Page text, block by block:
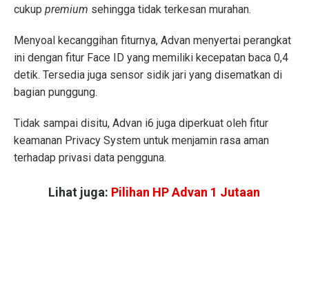
cukup premium sehingga tidak terkesan murahan.
Menyoal kecanggihan fiturnya, Advan menyertai perangkat
ini dengan fitur Face ID yang memiliki kecepatan baca 0,4
detik. Tersedia juga sensor sidik jari yang disematkan di
bagian punggung.
Tidak sampai disitu, Advan i6 juga diperkuat oleh fitur
keamanan Privacy System untuk menjamin rasa aman
terhadap privasi data pengguna.
Lihat juga: Pilihan HP Advan 1 Jutaan